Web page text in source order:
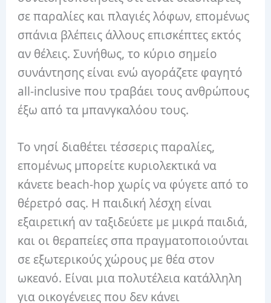
σε παραλίες και πλαγιές λόφων, επομένως
σπάνια βλέπεις άλλους επισκέπτες εκτός
αν θέλεις. Συνήθως, το κύριο σημείο
συνάντησης είναι ενώ αγοράζετε φαγητό
all-inclusive που τραβάει τους ανθρώπους
έξω από τα μπανγκαλόου τους.
Το νησί διαθέτει τέσσερις παραλίες,
επομένως μπορείτε κυριολεκτικά να
κάνετε beach-hop χωρίς να φύγετε από το
θέρετρό σας. Η παιδική λέσχη είναι
εξαιρετική αν ταξιδεύετε με μικρά παιδιά,
και οι θεραπείες σπα πραγματοποιούνται
σε εξωτερικούς χώρους με θέα στον
ωκεανό. Είναι μια πολυτέλεια κατάλληλη
για οικογένειες που δεν κάνει